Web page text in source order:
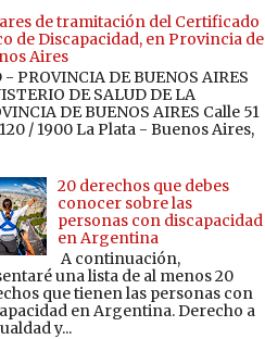
de tramitación del Certificado
de Discapacidad, en Provincia de
Aires
- PROVINCIA DE BUENOS AIRES
DE SALUD DE LA
DE BUENOS AIRES Calle 51
/ 1900 La Plata - Buenos Aires,
20 derechos que debes
conocer sobre las
personas con discapacidad
en Argentina
A continuación,
una lista de al menos 20
que tienen las personas con
en Argentina. Derecho a
y...